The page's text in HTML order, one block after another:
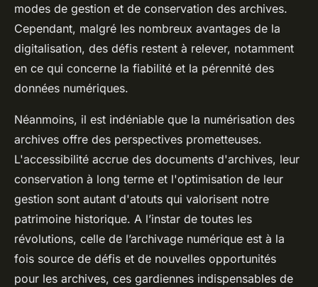
modes de gestion et de conservation des archives.
Cependant, malgré les nombreux avantages de la
digitalisation, des défis restent à relever, notamment
en ce qui concerne la fiabilité et la pérennité des
données numériques.
Néanmoins, il est indéniable que la numérisation des
archives offre des perspectives prometteuses.
L'accessibilité accrue des documents d'archives, leur
conservation à long terme et l'optimisation de leur
gestion sont autant d'atouts qui valorisent notre
patrimoine historique. A l’instar de toutes les
révolutions, celle de l’archivage numérique est à la
fois source de défis et de nouvelles opportunités
pour les archives, ces gardiennes indispensables de